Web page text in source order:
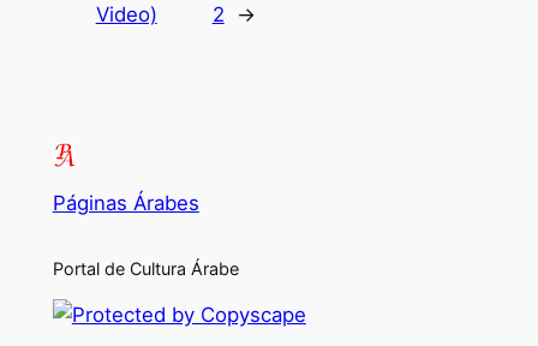
Video)
2
→
Páginas Árabes
Portal de Cultura Árabe